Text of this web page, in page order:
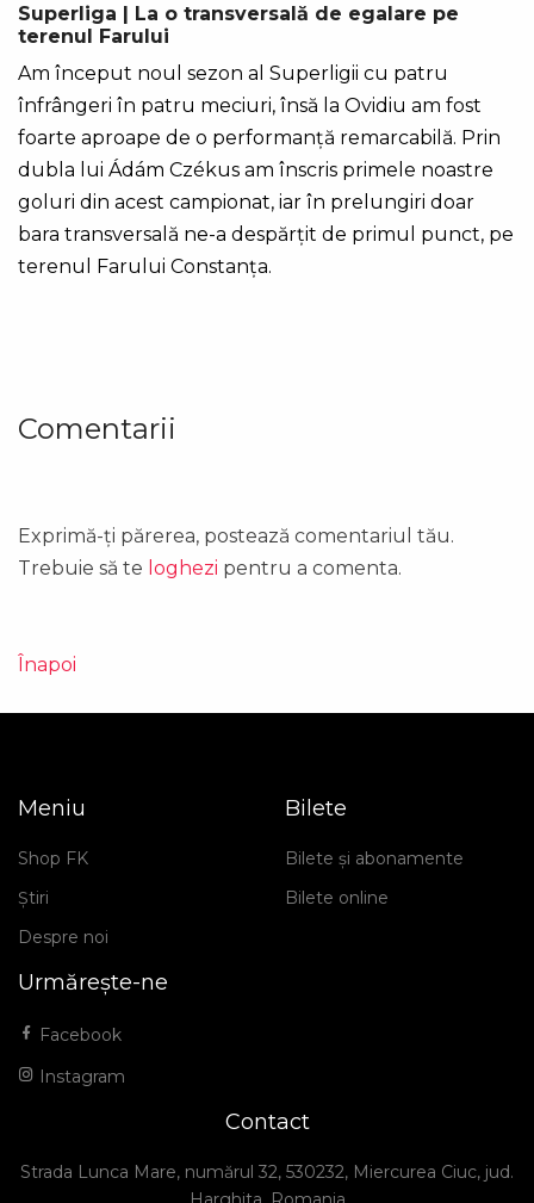
Superliga | La o transversală de egalare pe
terenul Farului
Am început noul sezon al Superligii cu patru
înfrângeri în patru meciuri, însă la Ovidiu am fost
foarte aproape de o performanță remarcabilă. Prin
dubla lui Ádám Czékus am înscris primele noastre
goluri din acest campionat, iar în prelungiri doar
bara transversală ne-a despărțit de primul punct, pe
terenul Farului Constanța.
Comentarii
Exprimă-ți părerea, postează comentariul tău.
Trebuie să te loghezi pentru a comenta.
Înapoi
Meniu
Shop FK
Știri
Despre noi
Bilete
Bilete și abonamente
Bilete online
Urmărește-ne
Facebook
Instagram
Contact
Strada Lunca Mare, numărul 32, 530232, Miercurea Ciuc, jud.